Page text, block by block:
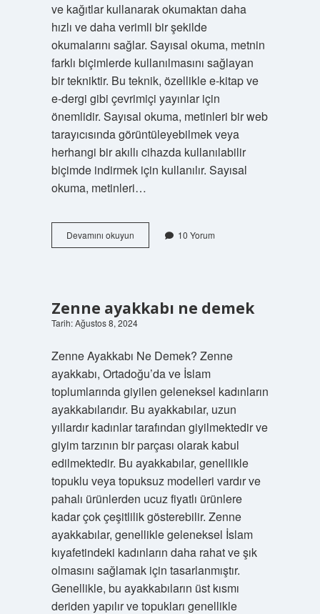
Yapı
ve
İlham
Yazılar
ve kağıtlar kullanarak okumaktan daha
hızlı ve daha verimli bir şekilde
okumalarını sağlar. Sayısal okuma, metnin
farklı biçimlerde kullanılmasını sağlayan
bir tekniktir. Bu teknik, özellikle e-kitap ve
e-dergi gibi çevrimiçi yayınlar için
önemlidir. Sayısal okuma, metinleri bir web
tarayıcısında görüntüleyebilmek veya
herhangi bir akıllı cihazda kullanılabilir
biçimde indirmek için kullanılır. Sayısal
okuma, metinleri…
Devamını okuyunSayısal
okumak
10 Yorum
Zenne ayakkabı ne demek
Tarih: Ağustos 8, 2024
Zenne Ayakkabı Ne Demek? Zenne
ayakkabı, Ortadoğu’da ve İslam
toplumlarında giyilen geleneksel kadınların
ayakkabılarıdır. Bu ayakkabılar, uzun
yıllardır kadınlar tarafından giyilmektedir ve
giyim tarzının bir parçası olarak kabul
edilmektedir. Bu ayakkabılar, genellikle
topuklu veya topuksuz modelleri vardır ve
pahalı ürünlerden ucuz fiyatlı ürünlere
kadar çok çeşitlilik gösterebilir. Zenne
ayakkabılar, genellikle geleneksel İslam
kıyafetindeki kadınların daha rahat ve şık
olmasını sağlamak için tasarlanmıştır.
Genellikle, bu ayakkabıların üst kısmı
deriden yapılır ve topukları genellikle